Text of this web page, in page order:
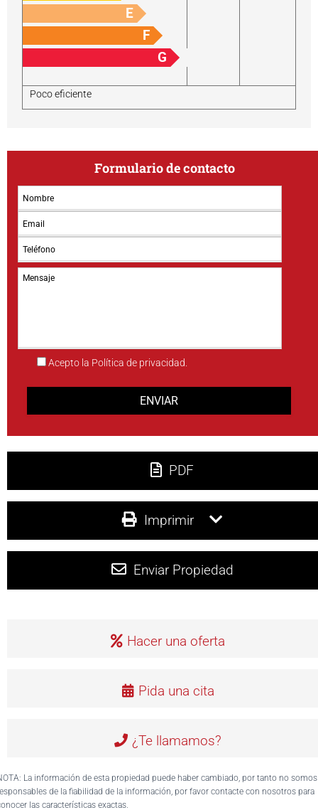
E
F
G
Poco eficiente
Formulario de contacto
Acepto la Política de privacidad.
PDF
Imprimir
Enviar Propiedad
Hacer una oferta
Pida una cita
¿Te llamamos?
La información de esta propiedad puede haber cambiado, por tanto no somos
de la fiabilidad de la información, por favor contacte con nosotros para
las características exactas.